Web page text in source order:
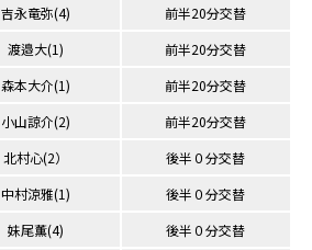
吉永竜弥(4) 前半20分交替
渡邉大(1) 前半20分交替
森本大介(1) 前半20分交替
小山諒介(2) 前半20分交替
北村心(2） 後半０分交替
中村涼雅(1) 後半０分交替
妹尾薫(4) 後半０分交替